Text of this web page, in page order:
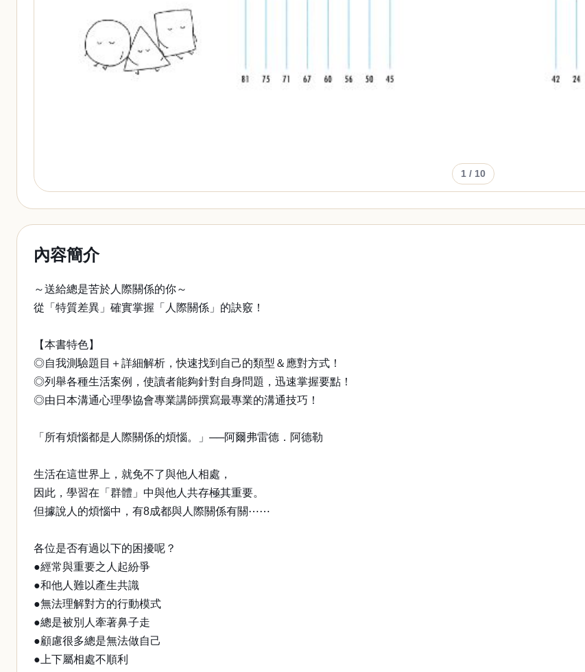
1 / 10
內容簡介
～送給總是苦於人際關係的你～
從「特質差異」確實掌握「人際關係」的訣竅！
【本書特色】
◎自我測驗題目＋詳細解析，快速找到自己的類型＆應對方式！
◎列舉各種生活案例，使讀者能夠針對自身問題，迅速掌握要點！
◎由日本溝通心理學協會專業講師撰寫最專業的溝通技巧！
「所有煩惱都是人際關係的煩惱。」──阿爾弗雷德．阿德勒
生活在這世界上，就免不了與他人相處，
因此，學習在「群體」中與他人共存極其重要。
但據說人的煩惱中，有8成都與人際關係有關⋯⋯
各位是否有過以下的困擾呢？
●經常與重要之人起紛爭
●和他人難以產生共識
●無法理解對方的行動模式
●總是被別人牽著鼻子走
●顧慮很多總是無法做自己
●上下屬相處不順利